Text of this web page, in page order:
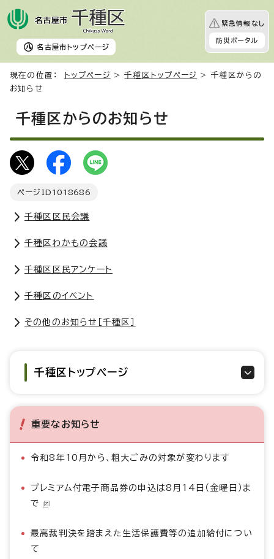
名古屋市 トップページ
緊急情報なし
防災ポータル
現在の位置： トップページ >千種区トップページ
> 千種区からの
お知らせ
千種区からのお知らせ
ページID 1018686
千種区区民会議
千種区わかもの会議
千種区区民アンケート
千種区のイベント
その他のお知らせ［千種区］
千種区トップページ
重要なお知らせ
令和8年10月から、粗大ごみの対象が変わります
プレミアム付電子商品券の申込は8月14日（金曜日）ま
で
最高裁判決を踏まえた生活保護費等の追加給付につい
て